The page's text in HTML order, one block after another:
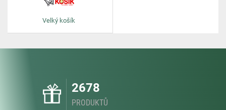
Velký košík
2678
PRODUKTŮ